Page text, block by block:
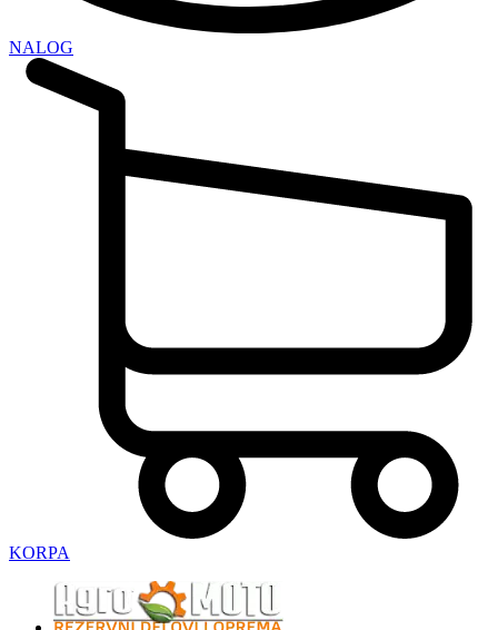
NALOG
KORPA